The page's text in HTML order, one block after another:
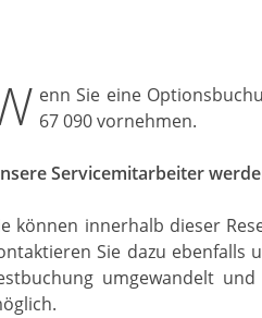
enn Sie eine
67 090 vornehmen.
Servicemitarbeiter
können innerhalb dieser
Sie dazu ebenfalls
umgewandelt